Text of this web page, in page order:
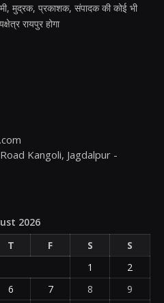
मुद्रक, प्रकाशक, संपादक की कोई भी
रायपुर होगा
Kangoli, Jagdalpur -
2026
T F S
S
1
2
6 7 8
9